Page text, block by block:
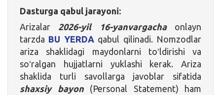
Dasturga qabul jarayoni:
Arizalar 2026-yil 16-yanvargacha
onlayn
tarzda BU YERDA qabul qilinadi. Nomzodlar
ariza shaklidagi maydonlarni toʻldirishi va
soʻralgan hujjatlarni yuklashi kerak. Ariza
shaklida turli savollarga javoblar sifatida
shaxsiy bayon(Personal Statement) ham